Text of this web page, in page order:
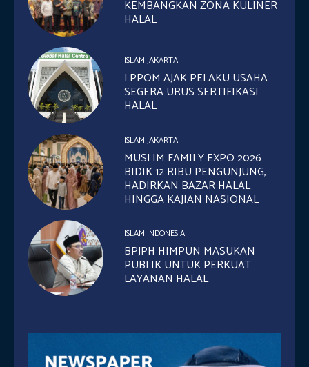
KEMBANGKAN ZONA KULINER
HALAL
ISLAM JAKARTA
LPPOM AJAK PELAKU USAHA
SEGERA URUS SERTIFIKASI
HALAL
ISLAM JAKARTA
MUSLIM FAMILY EXPO 2026
BIDIK 12 RIBU PENGUNJUNG,
HADIRKAN BAZAR HALAL
HINGGA KAJIAN NASIONAL
ISLAM INDONESIA
BPJPH HIMPUN MASUKAN
PUBLIK UNTUK PERKUAT
LAYANAN HALAL